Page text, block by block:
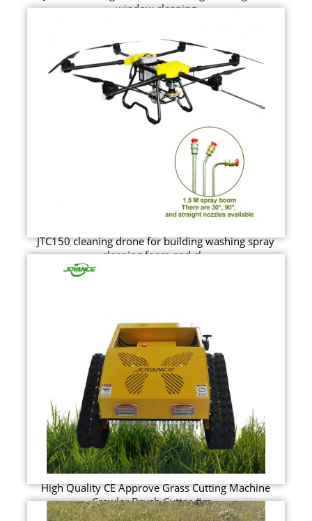
window cleaning
JTC150 cleaning drone for building washing spray
cleaning foam and cl...
High Quality CE Approve Grass Cutting Machine
Crawler Brush Cutter #m...